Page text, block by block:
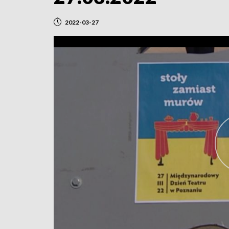
2022-03-27